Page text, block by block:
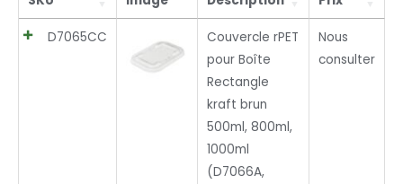
D7065CC
Couvercle rPET
pour Boîte
Rectangle
kraft brun
500ml, 800ml,
1000ml
(D7066A,
Nous
consulter